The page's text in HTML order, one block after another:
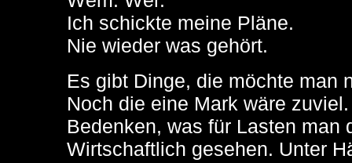
Ich schickte meine Pläne.
Nie wieder was gehört.
Es gibt Dinge, die möchte man
Noch die eine Mark wäre zuviel.
Bedenken, was für Lasten man
Wirtschaftlich gesehen. Unter